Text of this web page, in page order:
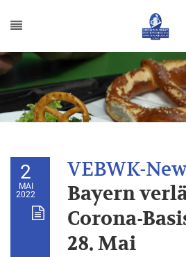
2
MAI
2022
Bayern
Corona-
28. Mai